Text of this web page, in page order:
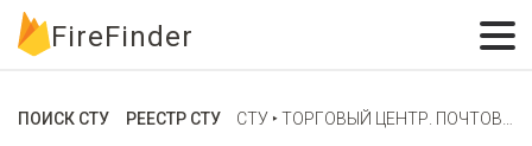
FireFinder
ПОИСК СТУ РЕЕСТР СТУ